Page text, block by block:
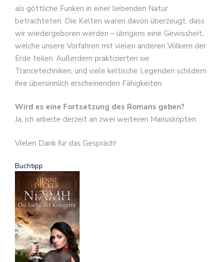
als göttliche Funken in einer liebenden Natur
betrachteten. Die Kelten waren davon überzeugt, dass
wir wiedergeboren werden – übrigens eine Gewissheit,
welche unsere Vorfahren mit vielen anderen Völkern der
Erde teilen. Außerdem praktizierten sie
Trancetechniken, und viele keltische Legenden schildern
ihre übersinnlich erscheinenden Fähigkeiten.
Wird es eine Fortsetzung des Romans geben?
Ja, ich arbeite derzeit an zwei weiteren Manuskripten.
Vielen Dank für das Gespräch!
Buchtipp